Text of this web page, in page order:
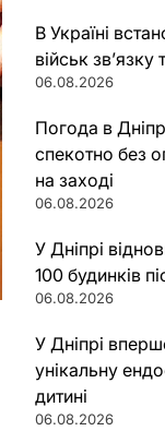
В Україні
військ зв’язку
06.08.2026
Погода в
спекотно без
на заході
06.08.2026
У Дніпрі
100 будинків
06.08.2026
У Дніпрі
унікальну
дитині
06.08.2026